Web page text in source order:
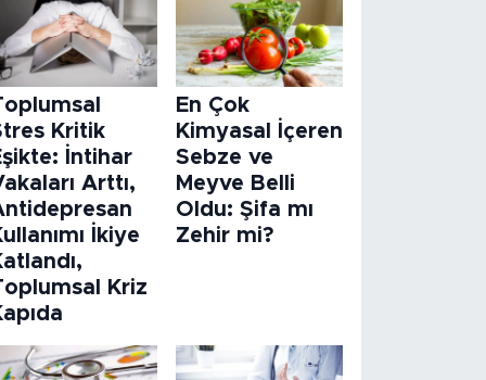
Kritik
İntihar
Arttı,
İkiye
Kriz
En Çok
Kimyasal İçeren
Sebze ve
Meyve Belli
Oldu: Şifa mı
Zehir mi?